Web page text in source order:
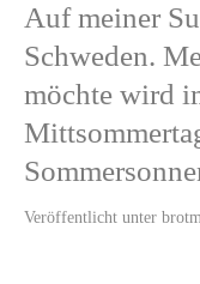
Auf meiner
Schweden.
möchte wird
Veröffentlicht unter